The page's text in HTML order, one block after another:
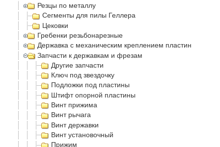
Резцы по металлу
Сегменты для пилы Геллера
Цековки
Гребенки резьбонарезные
Державка с механическим креплением пластин
Запчасти к державкам и фрезам
Другие запчасти
Ключ под звездочку
Подложки под пластины
Штифт опорной пластины
Винт прижима
Винт рычага
Винт державки
Винт установочный
Прижим